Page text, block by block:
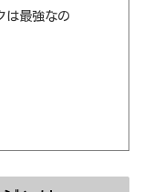
は最強なの